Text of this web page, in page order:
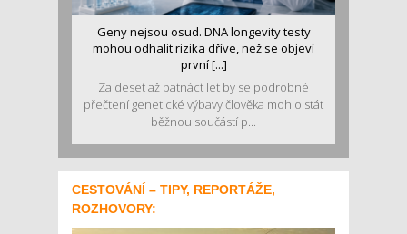
Geny nejsou osud. DNA longevity testy
mohou odhalit rizika dříve, než se objeví
první [...]
Za deset až patnáct let by se podrobné
přečtení genetické výbavy člověka mohlo stát
běžnou součástí p...
CESTOVÁNÍ – TIPY, REPORTÁŽE,
ROZHOVORY: